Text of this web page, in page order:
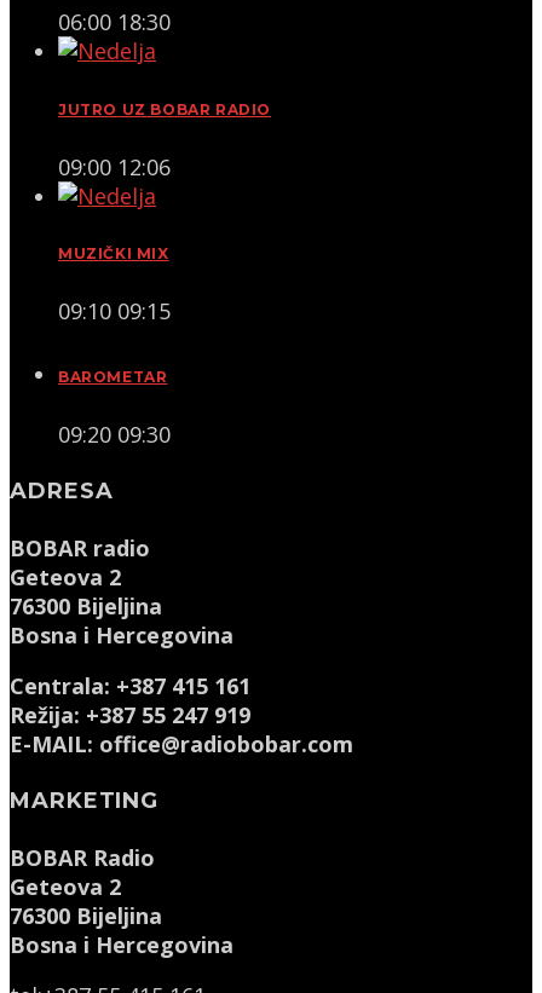
06:00 18:30
JUTRO UZ BOBAR RADIO
09:00 12:06
MUZIČKI MIX
09:10 09:15
BAROMETAR
09:20 09:30
ADRESA
BOBAR radio
Geteova 2
76300 Bijeljina
Bosna i Hercegovina
Centrala: +387 415 161
Režija: +387 55 247 919
E-MAIL: office@radiobobar.com
MARKETING
BOBAR Radio
Geteova 2
76300 Bijeljina
Bosna i Hercegovina